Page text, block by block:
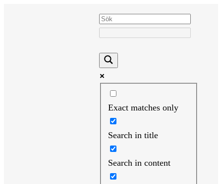
Exact matches only
Search in title
Search in content